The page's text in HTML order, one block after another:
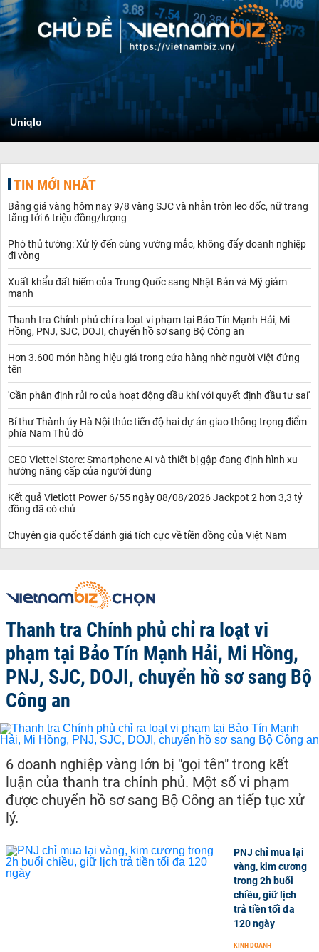
Uniqlo
TIN MỚI NHẤT
Bảng giá vàng hôm nay 9/8 vàng SJC và nhẫn tròn leo dốc, nữ trang
tăng tới 6 triệu đồng/lượng
Phó thủ tướng: Xử lý đến cùng vướng mắc, không đẩy doanh nghiệp
đi vòng
Xuất khẩu đất hiếm của Trung Quốc sang Nhật Bản và Mỹ giảm
mạnh
Thanh tra Chính phủ chỉ ra loạt vi phạm tại Bảo Tín Mạnh Hải, Mi
Hồng, PNJ, SJC, DOJI, chuyển hồ sơ sang Bộ Công an
Hơn 3.600 món hàng hiệu giả trong cửa hàng nhờ người Việt đứng
tên
'Cần phân định rủi ro của hoạt động dầu khí với quyết định đầu tư sai'
Bí thư Thành ủy Hà Nội thúc tiến độ hai dự án giao thông trọng điểm
phía Nam Thủ đô
CEO Viettel Store: Smartphone AI và thiết bị gập đang định hình xu
hướng nâng cấp của người dùng
Kết quả Vietlott Power 6/55 ngày 08/08/2026 Jackpot 2 hơn 3,3 tỷ
đồng đã có chủ
Chuyên gia quốc tế đánh giá tích cực về tiền đồng của Việt Nam
Thanh tra Chính phủ chỉ ra loạt vi
phạm tại Bảo Tín Mạnh Hải, Mi Hồng,
PNJ, SJC, DOJI, chuyển hồ sơ sang Bộ
Công an
6 doanh nghiệp vàng lớn bị "gọi tên" trong kết
luận của thanh tra chính phủ. Một số vi phạm
được chuyển hồ sơ sang Bộ Công an tiếp tục xử
lý.
PNJ chỉ mua lại
vàng, kim cương
trong 2h buổi
chiều, giữ lịch
trả tiền tối đa
120 ngày
KINH DOANH -